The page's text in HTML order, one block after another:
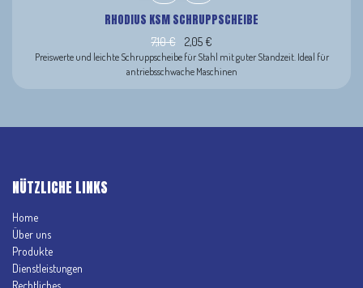
RHODIUS KSM SCHRUPPSCHEIBE
7,10€ 2,05€
Preiswerte und leichte Schruppscheibe für Stahl mit guter Standzeit. Ideal für
antriebsschwache Maschinen
NÜTZLICHE LINKS
Home
Über uns
Produkte
Dienstleistungen
Rechtliches